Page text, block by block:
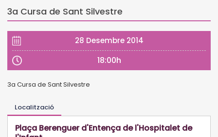
3a Cursa de Sant Silvestre
28 Desembre 2014
18:00h
3a Cursa de Sant Silvestre
Localització
Plaça Berenguer d'Entença de l'Hospitalet de